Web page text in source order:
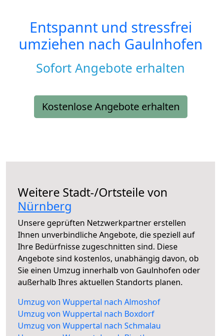
Entspannt und stressfrei
umziehen nach Gaulnhofen
Sofort Angebote erhalten
Kostenlose Angebote erhalten
Weitere Stadt-/Ortsteile von
Nürnberg
Unsere geprüften Netzwerkpartner erstellen
Ihnen unverbindliche Angebote, die speziell auf
Ihre Bedürfnisse zugeschnitten sind. Diese
Angebote sind kostenlos, unabhängig davon, ob
Sie einen Umzug innerhalb von Gaulnhofen oder
außerhalb Ihres aktuellen Standorts planen.
Umzug von Wuppertal nach Almoshof
Umzug von Wuppertal nach Boxdorf
Umzug von Wuppertal nach Schmalau